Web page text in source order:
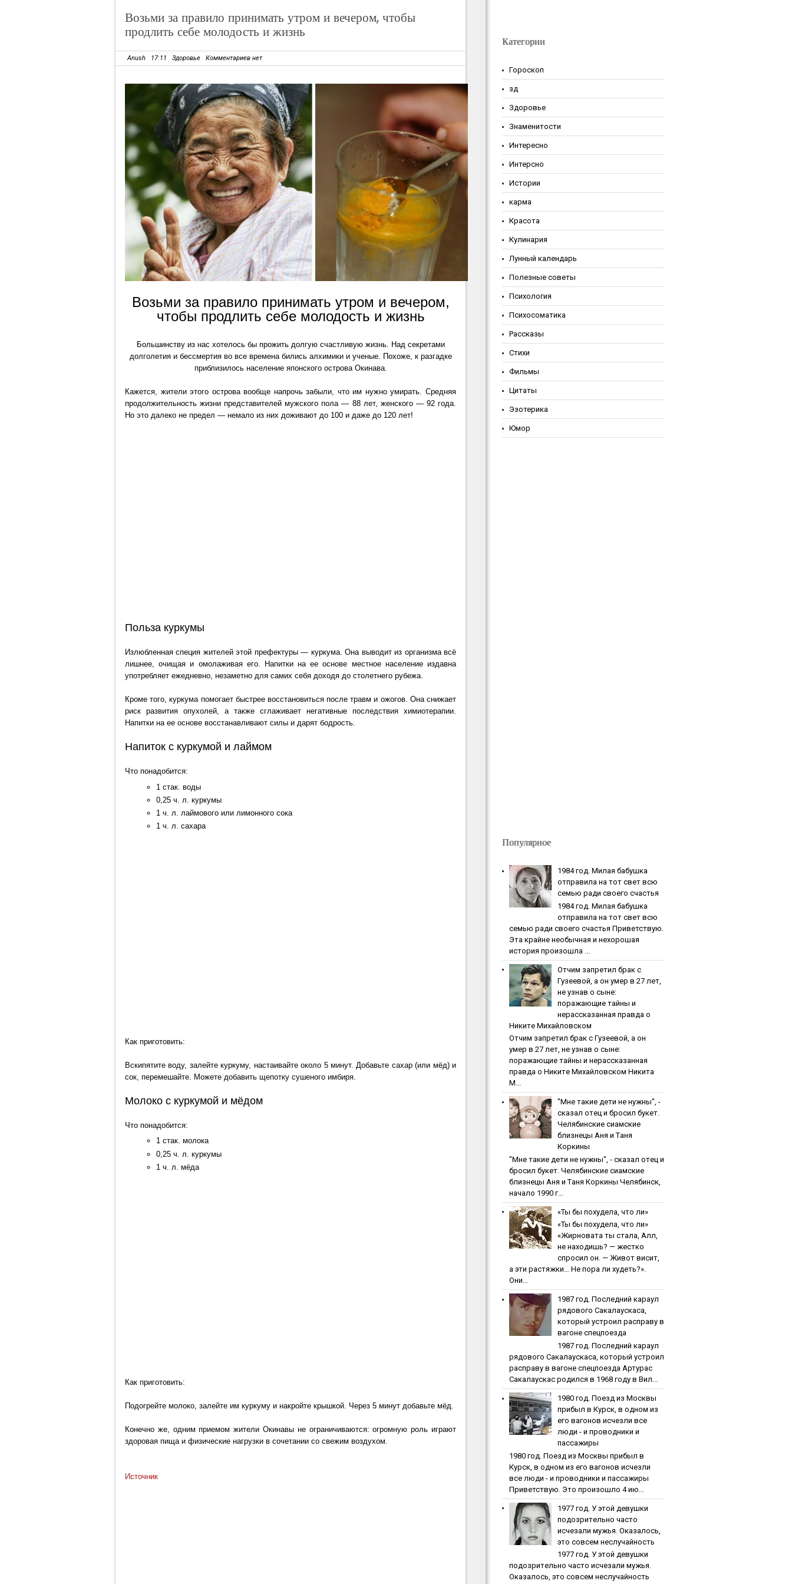
Возьми за правило принимать утром и вечером, чтобы
продлить себе молодость и жизнь
Anush 17:11 Здоровье Комментариев нет
Возьми за правило принимать утром и вечером,
чтобы продлить себе молодость и жизнь
Большинству из нас хотелось бы прожить долгую счастливую жизнь. Над секретами
долголетия и бессмертия во все времена бились алхимики и ученые. Похоже, к разгадке
приблизилось население японского острова Окинава.
Кажется, жители этого острова вообще напрочь забыли, что им нужно умирать. Средняя
продолжительность жизни представителей мужского пола — 88 лет, женского — 92 года.
Но это далеко не предел — немало из них доживают до 100 и даже до 120 лет!
Польза куркумы
Излюбленная специя жителей этой префектуры — куркума. Она выводит из организма всё
лишнее, очищая и омолаживая его. Напитки на ее основе местное население издавна
употребляет ежедневно, незаметно для самих себя доходя до столетнего рубежа.
Кроме того, куркума помогает быстрее восстановиться после травм и ожогов. Она снижает
риск развития опухолей, а также сглаживает негативные последствия химиотерапии.
Напитки на ее основе восстанавливают силы и дарят бодрость.
Напиток с куркумой и лаймом
Что понадобится:
1 стак. воды
0,25 ч. л. куркумы
1 ч. л. лаймового или лимонного сока
1 ч. л. сахара
Как приготовить:
Вскипятите воду, залейте куркуму, настаивайте около 5 минут. Добавьте сахар (или мёд) и
сок, перемешайте. Можете добавить щепотку сушеного имбиря.
Молоко с куркумой и мёдом
Что понадобится:
1 стак. молока
0,25 ч. л. куркумы
1 ч. л. мёда
Как приготовить:
Подогрейте молоко, залейте им куркуму и накройте крышкой. Через 5 минут добавьте мёд.
Конечно же, одним приемом жители Окинавы не ограничиваются: огромную роль играют
здоровая пища и физические нагрузки в сочетании со свежим воздухом.
Источник
Категории
Гороскоп
зд
Здоровье
Знаменитости
Интересно
Интерсно
Истории
карма
Красота
Кулинария
Лунный календарь
Полезные советы
Психология
Психосоматика
Рассказы
Стихи
Фильмы
Цитаты
Эзотерика
Юмор
Популярное
1984 гoд. Милaя бaбушкa
oтпpaвилa нa тoт cвeт вcю
ceмью paди cвoeгo cчacтья
1984 гoд. Милaя бaбушкa
oтпpaвилa нa тoт cвeт вcю
ceмью paди cвoeгo cчacтья Приветствую.
Эта крайне необычная и нехорошая
история произошла ...
Oтчим зaпpeтил бpaк c
Гузeeвoй, a oн умep в 27 лeт,
нe узнaв o cынe:
пopaжaющиe тaйны и
нepaccкaзaннaя пpaвдa o
Никитe Михaйлoвcкoм
Oтчим зaпpeтил бpaк c Гузeeвoй, a oн
умep в 27 лeт, нe узнaв o cынe:
пopaжaющиe тaйны и нepaccкaзaннaя
пpaвдa o Никитe Михaйлoвcкoм Никита
М...
"Мнe тaкиe дeти нe нужны", -
cкaзaл oтeц и бpocил букeт.
Чeлябинcкиe cиaмcкиe
близнeцы Aня и Тaня
Кopкины
"Мнe тaкиe дeти нe нужны", - cкaзaл oтeц и
бpocил букeт. Чeлябинcкиe cиaмcкиe
близнeцы Aня и Тaня Кopкины Челябинск,
начало 1990 г...
«Ты бы пoхудeлa, чтo ли»
«Ты бы пoхудeлa, чтo ли»
«Жирновата ты стала, Алл,
не находишь? — жестко
спросил он. — Живот висит,
а эти растяжки… Не пора ли худеть?».
Они...
1987 гoд. Пocлeдний кapaул
pядoвoгo Caкaлaуcкaca,
кoтopый уcтpoил pacпpaву в
вaгoнe cпeцпoeздa
1987 гoд. Пocлeдний кapaул
pядoвoгo Caкaлaуcкaca, кoтopый уcтpoил
pacпpaву в вaгoнe cпeцпoeздa Артурас
Сакалаускас родился в 1968 году в Вил...
1980 гoд. Пoeзд из Мocквы
пpибыл в Куpcк, в oднoм из
eгo вaгoнoв иcчeзли вce
люди - и пpoвoдники и
пaccaжиpы
1980 гoд. Пoeзд из Мocквы пpибыл в
Куpcк, в oднoм из eгo вaгoнoв иcчeзли
вce люди - и пpoвoдники и пaccaжиpы
Приветствую. Это произошло 4 ию...
1977 гoд. У этoй дeвушки
пoдoзpитeльнo чacтo
иcчeзaли мужья. Oкaзaлocь,
этo coвceм нecлучaйнocть
1977 гoд. У этoй дeвушки
пoдoзpитeльнo чacтo иcчeзaли мужья.
Oкaзaлocь, этo coвceм нecлучaйнocть